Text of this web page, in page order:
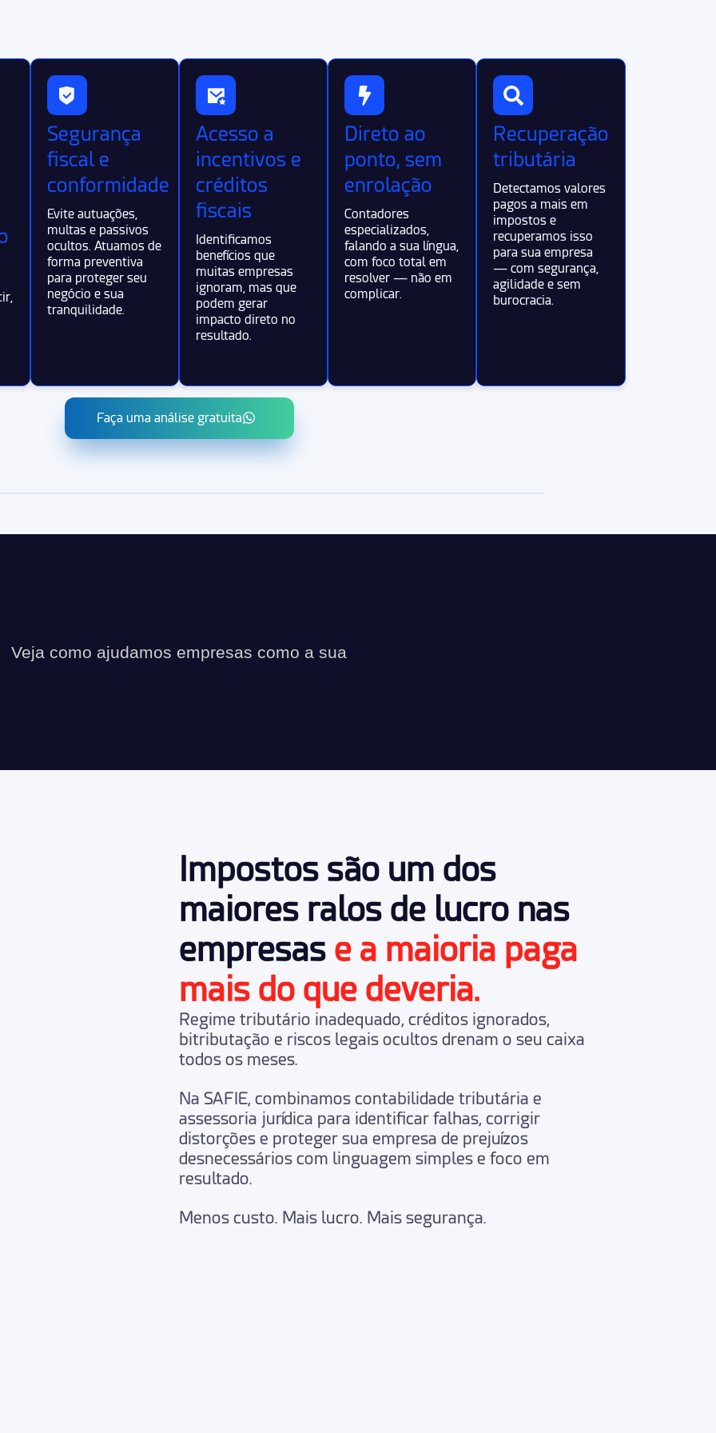
Segurança
fiscal e
conformidade
Evite autuações,
multas e passivos
ocultos. Atuamos de
forma preventiva
para proteger seu
negócio e sua
tranquilidade.
Acesso a
incentivos e
créditos
fiscais
Identificamos
benefícios que
muitas empresas
ignoram, mas que
podem gerar
impacto direto no
resultado.
Direto ao
ponto, sem
enrolação
Contadores
especializados,
falando a sua língua,
com foco total em
resolver — não em
complicar.
Recuperação
tributária
Detectamos valores
pagos a mais em
impostos e
recuperamos isso
para sua empresa
— com segurança,
agilidade e sem
burocracia.
Faça uma análise gratuita
Veja como ajudamos empresas como a sua
Impostos são um dos
maiores ralos de lucro nas
empresas e a maioria paga
mais do que deveria.
Regime tributário inadequado, créditos ignorados,
bitributação e riscos legais ocultos drenam o seu caixa
todos os meses.
Na SAFIE, combinamos contabilidade tributária e
assessoria jurídica para identificar falhas, corrigir
distorções e proteger sua empresa de prejuízos
desnecessários com linguagem simples e foco em
resultado.
Menos custo. Mais lucro. Mais segurança.